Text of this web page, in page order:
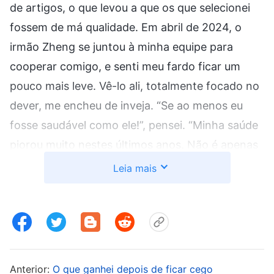
de artigos, o que levou a que os que selecionei
fossem de má qualidade. Em abril de 2024, o
irmão Zheng se juntou à minha equipe para
cooperar comigo, e senti meu fardo ficar um
pouco mais leve. Vê-lo ali, totalmente focado no
dever, me encheu de inveja. “Se ao menos eu
fosse saudável como ele!”, pensei. “Minha saúde
piorou muito nestes últimos anos. Não é apenas
a pressão alta e o infarto cerebral; também
E o meu braço direito está um pouco dormente,
circulação. Já tenho mais de 60 anos, e meu
Leia mais
Anterior: O que ganhei depois de ficar cego